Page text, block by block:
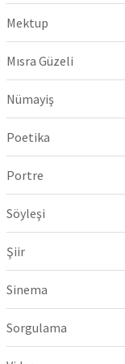
Mektup
Mısra Güzeli
Nümayiş
Poetika
Portre
Söyleşi
Şiir
Sinema
Sorgulama